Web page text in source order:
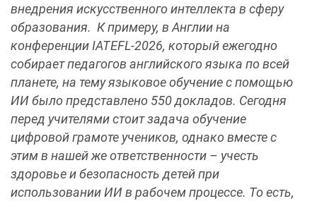
внедрения искусственного интеллекта в сферу
образования. К примеру, в Англии на
конференции IATEFL-2026, который ежегодно
собирает педагогов английского языка по всей
планете, на тему языковое обучение с помощью
ИИ было представлено 550 докладов. Сегодня
перед учителями стоит задача обучение
цифровой грамоте учеников, однако вместе с
этим в нашей же ответственности – учесть
здоровье и безопасность детей при
использовании ИИ в рабочем процессе. То есть,